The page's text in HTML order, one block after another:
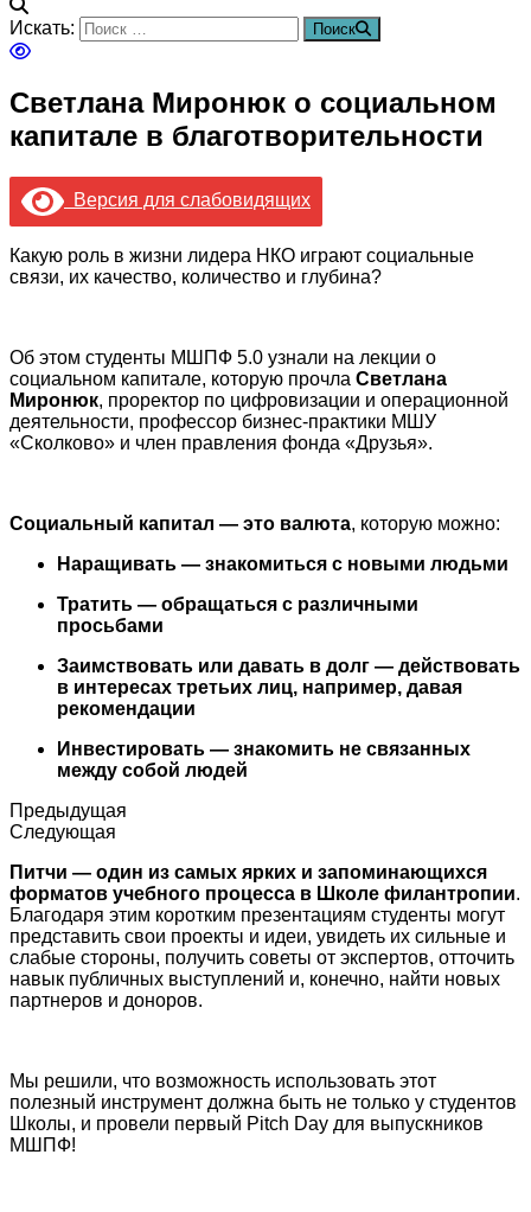
Искать: Поиск
Светлана Миронюк о социальном
капитале в благотворительности
Версия для слабовидящих
Какую роль в жизни лидера НКО играют социальные
связи, их качество, количество и глубина?
Об этом студенты МШПФ 5.0 узнали на лекции о
социальном капитале, которую прочла Светлана
Миронюк, проректор по цифровизации и операционной
деятельности, профессор бизнес-практики МШУ
«Сколково» и член правления фонда «Друзья».
Социальный капитал — это валюта, которую можно:
Наращивать — знакомиться с новыми людьми
Тратить — обращаться с различными
просьбами
Заимствовать или давать в долг — действовать
в интересах третьих лиц, например, давая
рекомендации
Инвестировать — знакомить не связанных
между собой людей
Предыдущая
Следующая
Питчи — один из самых ярких и запоминающихся
форматов учебного процесса в Школе филантропии.
Благодаря этим коротким презентациям студенты могут
представить свои проекты и идеи, увидеть их сильные и
слабые стороны, получить советы от экспертов, отточить
навык публичных выступлений и, конечно, найти новых
партнеров и доноров.
Мы решили, что возможность использовать этот
полезный инструмент должна быть не только у студентов
Школы, и провели первый Pitch Day для выпускников
МШПФ!